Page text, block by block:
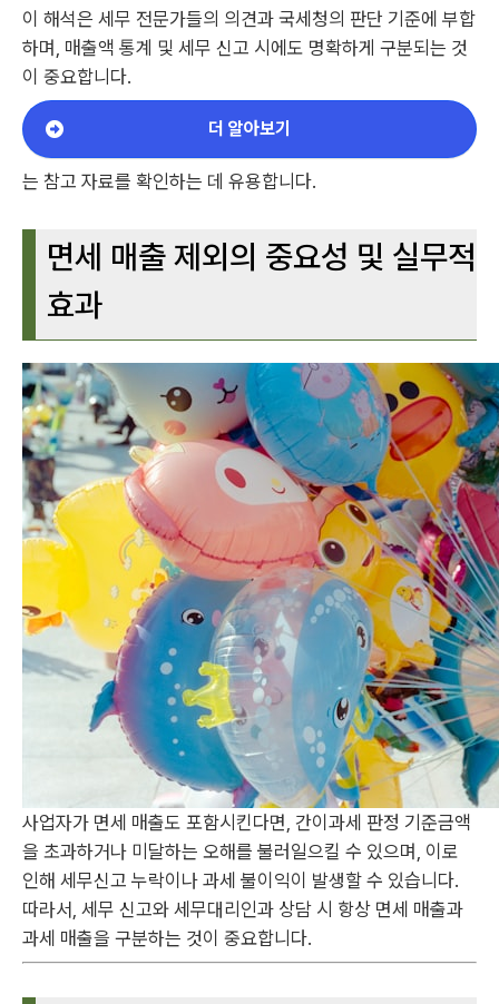
이 해석은 세무 전문가들의 의견과 국세청의 판단 기준에 부합
하며, 매출액 통계 및 세무 신고 시에도 명확하게 구분되는 것
이 중요합니다.
더 알아보기
는 참고 자료를 확인하는 데 유용합니다.
면세 매출 제외의 중요성 및 실무적
효과
사업자가 면세 매출도 포함시킨다면, 간이과세 판정 기준금액
을 초과하거나 미달하는 오해를 불러일으킬 수 있으며, 이로
인해 세무신고 누락이나 과세 불이익이 발생할 수 있습니다.
따라서, 세무 신고와 세무대리인과 상담 시 항상 면세 매출과
과세 매출을 구분하는 것이 중요합니다.